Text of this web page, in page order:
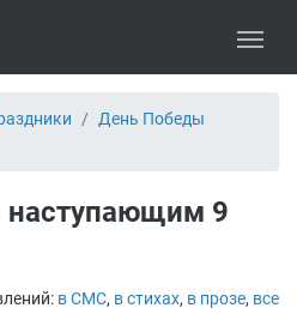
День Победы
наступающим 9
в СМС, в стихах, в прозе, все